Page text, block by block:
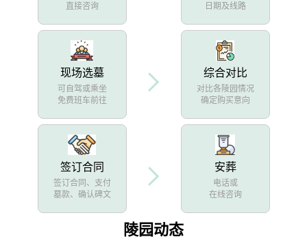
直接咨询
日期及线路
现场选墓
可自驾或乘坐
免费班车前往
综合对比
对比各陵园情况
确定购买意向
签订合同
签订合同、支付
墓款、确认碑文
安葬
电话或
在线咨询
陵园动态